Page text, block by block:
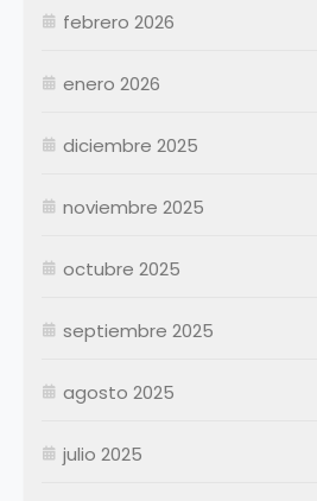
Junio
Agosto
Noviembre
Resumen Permanentes
Junio
Agosto
Noviembre
Resumen Permanentes
febrero 2026
enero 2026
diciembre 2025
noviembre 2025
octubre 2025
septiembre 2025
agosto 2025
julio 2025